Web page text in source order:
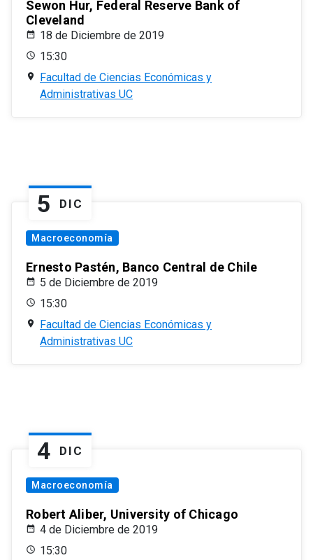
Sewon Hur, Federal Reserve Bank of
Cleveland
18 de Diciembre de 2019
15:30
Facultad de Ciencias Económicas y
Administrativas UC
5 DIC
Macroeconomía
Ernesto Pastén, Banco Central de Chile
5 de Diciembre de 2019
15:30
Facultad de Ciencias Económicas y
Administrativas UC
4 DIC
Macroeconomía
Robert Aliber, University of Chicago
4 de Diciembre de 2019
15:30